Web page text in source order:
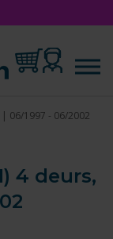
| 06/1997 - 06/2002
4 deurs,